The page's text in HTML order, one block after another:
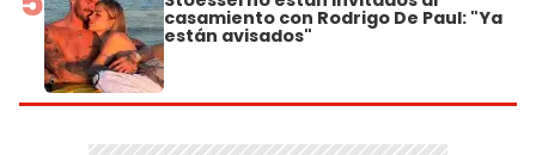
casamiento con Rodrigo De Paul: "Ya
están avisados"